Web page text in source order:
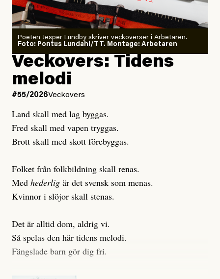
Publicerad6 August, 2026
Uppdaterad7 August, 2026
Joel Kellgren
Publicerad3 August, 2026
Uppdaterad3 August, 2026
Poeten Jesper Lundby skriver veckoverser i Arbetaren.
Foto: Pontus Lundahl/TT. Montage: Arbetaren
Veckovers: Tidens
melodi
#55/2026Veckovers
Land skall med lag byggas.
Fred skall med vapen tryggas.
Brott skall med skott förebyggas.
Folket från folkbildning skall renas.
Med hederlig är det svensk som menas.
Kvinnor i slöjor skall stenas.
Det är alltid dom, aldrig vi.
Så spelas den här tidens melodi.
Fängslade barn gör dig fri.